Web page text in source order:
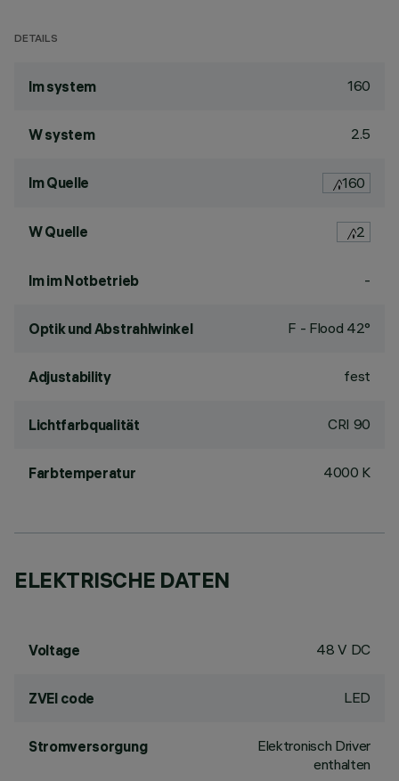
DETAILS
lm system 160
W system 2.5
lm Quelle 160
W Quelle 2
lm im Notbetrieb -
Optik und Abstrahlwinkel F - Flood 42°
Adjustability fest
Lichtfarbqualität CRI 90
Farbtemperatur 4000 K
ELEKTRISCHE DATEN
Voltage 48 V DC
ZVEI code LED
Stromversorgung
Elektronisch Driver
enthalten